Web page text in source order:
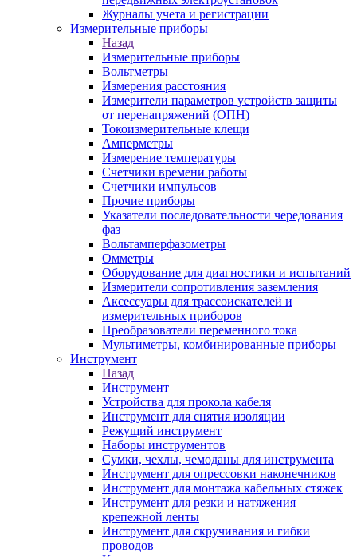
Журналы учета и регистрации
Измерительные приборы
Назад
Измерительные приборы
Вольтметры
Измерения расстояния
Измерители параметров устройств защиты
от перенапряжений (ОПН)
Токоизмерительные клещи
Амперметры
Измерение температуры
Счетчики времени работы
Счетчики импульсов
Прочие приборы
Указатели последовательности чередования
фаз
Вольтамперфазометры
Омметры
Оборудование для диагностики и испытаний
Измерители сопротивления заземления
Аксессуары для трассоискателей и
измерительных приборов
Преобразователи переменного тока
Мультиметры, комбинированные приборы
Инструмент
Назад
Инструмент
Устройства для прокола кабеля
Инструмент для снятия изоляции
Режущий инструмент
Наборы инструментов
Сумки, чехлы, чемоданы для инструмента
Инструмент для опрессовки наконечников
Инструмент для монтажа кабельных стяжек
Инструмент для резки и натяжения
крепежной ленты
Инструмент для скручивания и гибки
проводов